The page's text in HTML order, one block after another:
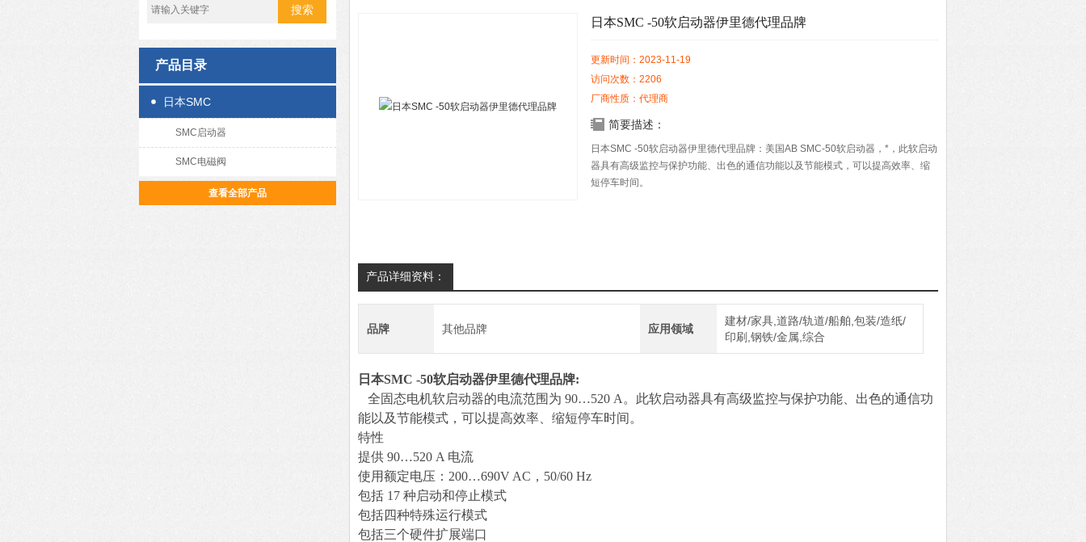
产品目录
日本SMC
SMC启动器
SMC电磁阀
查看全部产品
日本SMC -50软启动器伊里德代理品牌
更新时间：2023-11-19
访问次数：2206
厂商性质：代理商
简要描述：
日本SMC -50软启动器伊里德代理品牌：美国AB SMC-50软启动器，*，此软启动
器具有高级监控与保护功能、出色的通信功能以及节能模式，可以提高效率、缩
短停车时间。
产品详细资料：
品牌 其他品牌 应用领域
建材/家具,道路/轨道/船舶,包装/造纸/
印刷,钢铁/金属,综合
日本SMC -50软启动器伊里德代理品牌:
全固态电机软启动器的电流范围为 90…520 A。此软启动器具有高级监控与保护功能、出色的通信功
能以及节能模式，可以提高效率、缩短停车时间。
特性
提供 90…520 A 电流
使用额定电压：200…690V AC，50/60 Hz
包括 17 种启动和停止模式
包括四种特殊运行模式
包括三个硬件扩展端口